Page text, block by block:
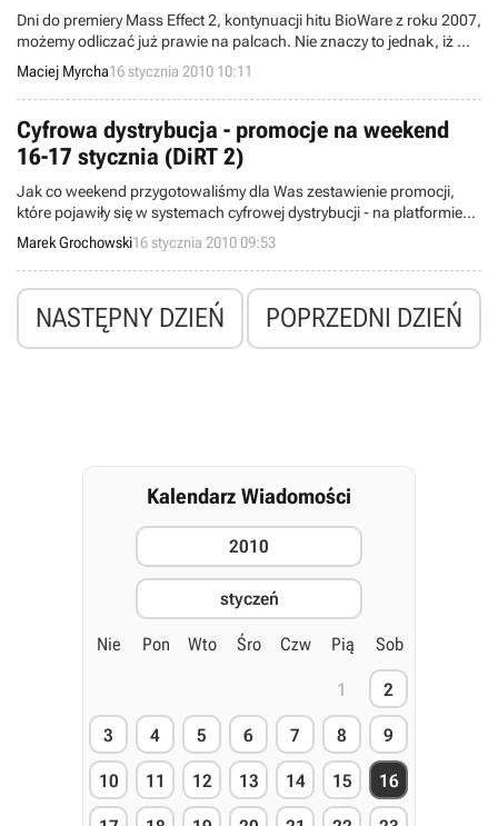
Dni do premiery Mass Effect 2, kontynuacji hitu BioWare z roku 2007,
możemy odliczać już prawie na palcach. Nie znaczy to jednak, iż w
temacie wspomnianego tytułu nic więcej nie może nas już zaskoczyć
- wprost przeciwnie. Przykładowo redaktorzy serwisu Joystiq dotarli
do dość ciekawych informacji, najprawdopodobniej ujawnionych
przez pomyłkę w norweskim blogu dotyczącym gier, Dagbladet.
Maciej Myrcha16 stycznia 2010 10:11
Cyfrowa dystrybucja - promocje na weekend
16-17 stycznia (DiRT 2)
Jak co weekend przygotowaliśmy dla Was zestawienie promocji,
które pojawiły się w systemach cyfrowej dystrybucji - na platformie
Steam oraz w serwisach Good Old Games, Impulse, Direct2Drive i
GamersGate. Tym razem wśród tytułów, jakie internetowe sieci
sprzedaży oferują po niższej cenie, znalazły się m.in. DiRT 2 i
Company of Heroes.
Marek Grochowski16 stycznia 2010 09:53
NASTĘPNY DZIEŃ POPRZEDNI DZIEŃ
Kalendarz Wiadomości
2010
styczeń
Nie Pon Wto Śro Czw Pią Sob
1 2
3 4 5 6 7 8 9
10 11 12 13 14 15 16